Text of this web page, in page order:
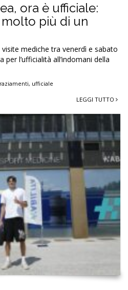
ora è ufficiale:
molto più di un
mediche tra venerdì e sabato
l’ufficialità all’indomani della
, ufficiale
LEGGI TUTTO